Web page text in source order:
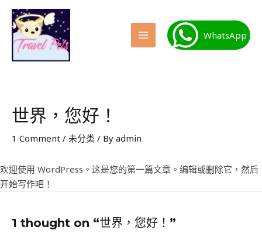
Skip
content
MAIN
WhatsApp
世界，您好！
1 Comment / 未分类 / By admin
欢迎使用 WordPress。这是您的第一篇文章。编辑或删除它，然后
开始写作吧！
1 thought on “世界，您好！”